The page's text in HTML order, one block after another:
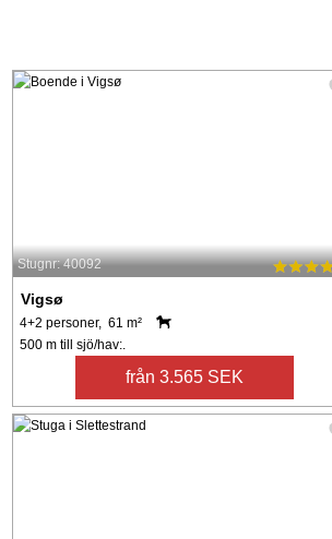
Stugnr: 40092
Vigsø
4+2 personer, 61 m²
500 m till sjö/hav:.
från 3.565 SEK